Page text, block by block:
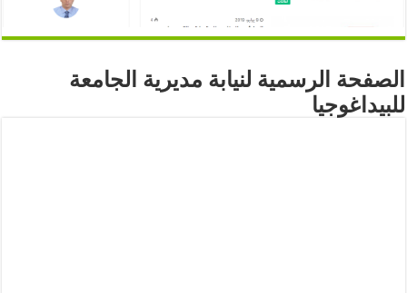
الصفحة الرسمية لنيابة مديرية الجامعة
للبيداغوجيا